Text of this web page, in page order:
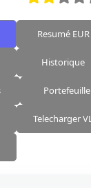
Resumé EUR
Historique
Portefeuille
Telecharger VL